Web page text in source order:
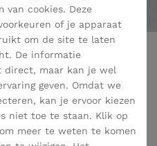
van cookies. Deze
of je apparaat
om de site te laten
De informatie
maar kan je wel
geven. Omdat we
kan je ervoor kiezen
niet toe te staan. Klik op
meer te weten te komen